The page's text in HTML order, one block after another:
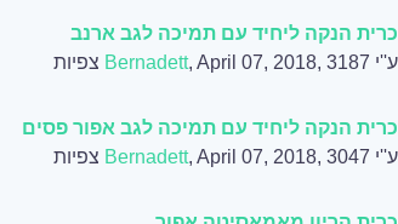
כרית הנקה ליחיד עם תמיכה לגב ארנב
ע''י
Bernadett, April 07, 2018, 3187 צפיות
כרית הנקה ליחיד עם תמיכה לגב אפור פסים
ע''י
Bernadett, April 07, 2018, 3047 צפיות